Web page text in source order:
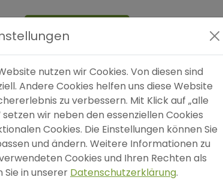
SOS
in dem Moment, in dem jemand aufhört...
nutzen wir Cookies. Von diesen sind
Andere Cookies helfen uns diese Website
zu verbessern. Mit Klick auf „alle
wir neben den essenziellen Cookies
Cookies. Die Einstellungen können Sie
und ändern. Weitere Informationen zu
Cookies und Ihren Rechten als
Sie in unserer Datenschutzerklärung.